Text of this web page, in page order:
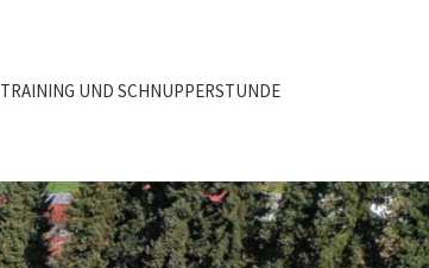
TRAINING UND SCHNUPPERSTUNDE